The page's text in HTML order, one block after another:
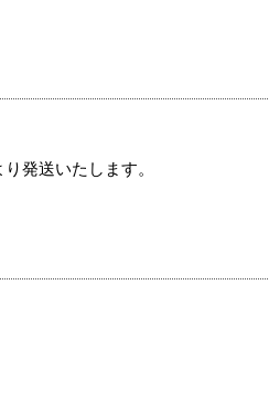
発送いたします。